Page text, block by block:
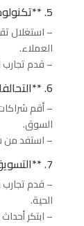
5. **تكنولوجيا الواقع الافتراضي والزيادة:**
– استغلال
العملاء.
– قدم تجارب
6. **التحالفات والشراكات:**
– أقم
السوق.
– استفد من
7. **التسويق بالتجربة:**
– قدم تجارب
الحية.
– ابتكر